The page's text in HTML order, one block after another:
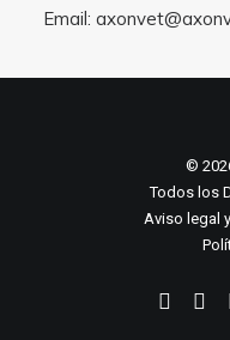
Email:
©
Todos los
Aviso legal